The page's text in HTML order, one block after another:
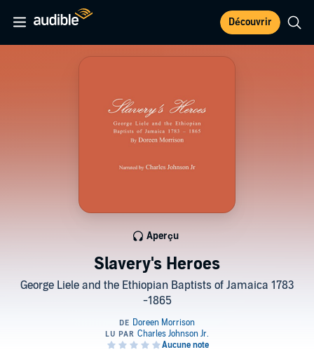
Découvrir
Slavery's Heroes
George Liele and the Ethiopian Baptists of Jamaica 1783
-1865
Aperçu